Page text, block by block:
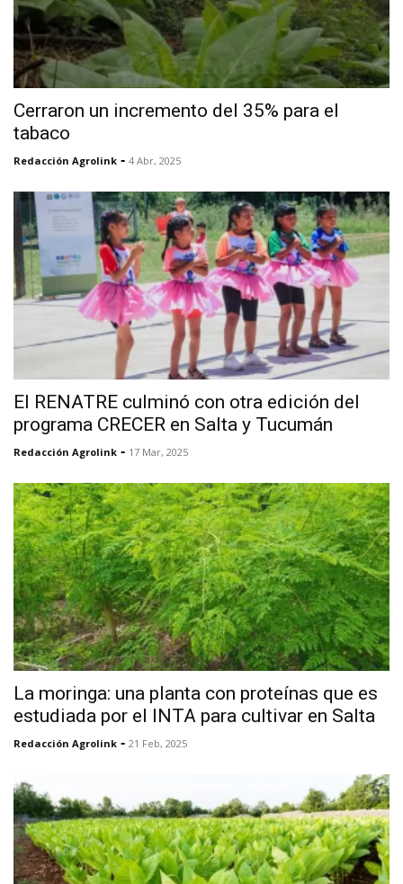
Cerraron un incremento del 35% para el
tabaco
Redacción Agrolink - 4 Abr, 2025
El RENATRE culminó con otra edición del
programa CRECER en Salta y Tucumán
Redacción Agrolink - 17 Mar, 2025
La moringa: una planta con proteínas que es
estudiada por el INTA para cultivar en Salta
Redacción Agrolink - 21 Feb, 2025